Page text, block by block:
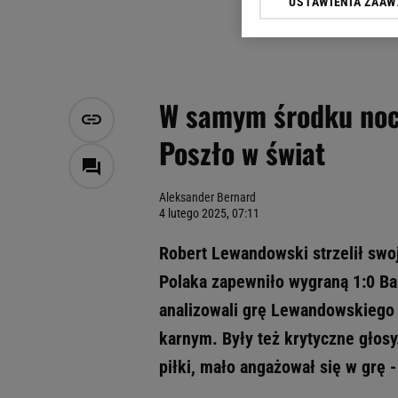
W samym środku
Poszło w świat
Aleksander Bernard
4 lutego 2025, 07:11
Robert Lewandowski strzelił
Polaka zapewniło wygraną 1:0
analizowali grę
karnym. Były też krytyczne
piłki, mało angażował się w grę
Klikając „Akceptuję”
Zaufanych Partnerów i
My, nasi Zaufani
Użycie dokładnych
Przechowywanie